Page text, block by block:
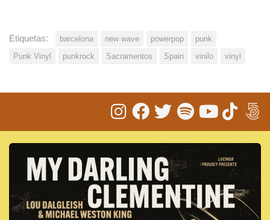
Etiquetas: barcelona new wave powerpop
punk
Punk Vinyl
punkrock Sacramentos Spain vinilo vinyl